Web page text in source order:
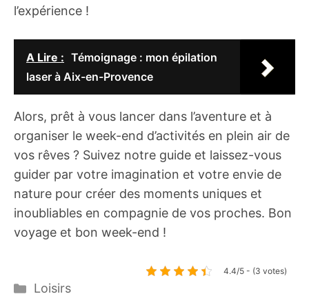
l’expérience !
A Lire : Témoignage : mon épilation
laser à Aix-en-Provence
Alors, prêt à vous lancer dans l’aventure et à
organiser le week-end d’activités en plein air de
vos rêves ? Suivez notre guide et laissez-vous
guider par votre imagination et votre envie de
nature pour créer des moments uniques et
inoubliables en compagnie de vos proches. Bon
voyage et bon week-end !
4.4/5 - (3 votes)
Catégories
Loisirs